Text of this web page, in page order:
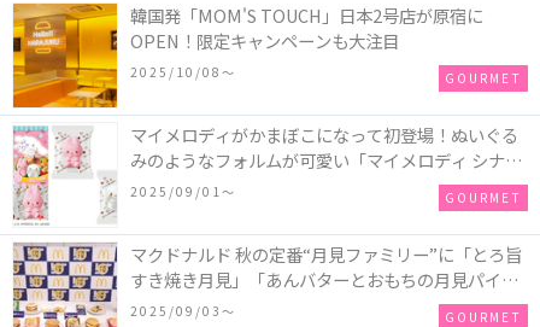
韓国発「MOM'S TOUCH」日本2号店が原宿に
OPEN！限定キャンペーンも大注目
2025/10/08〜 GOURMET
マイメロディがかまぼこになって初登場！ぬいぐる
みのようなフォルムが可愛い「マイメロディ シナモ
ロール かまぼこ」が新発売
2025/09/01〜 GOURMET
マクドナルド 秋の定番“月見ファミリー”に「とろ旨
すき焼き月見」「あんバターとおもちの月見パイ」
「月見マ ックシェイク 山梨県産シャインマスカット
2025/09/03〜 GOURMET